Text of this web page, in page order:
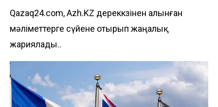
Qazaq24.com, Azh.KZ дереккөзінен алынған
мәліметтерге сүйене отырып жаңалық
жариялады..